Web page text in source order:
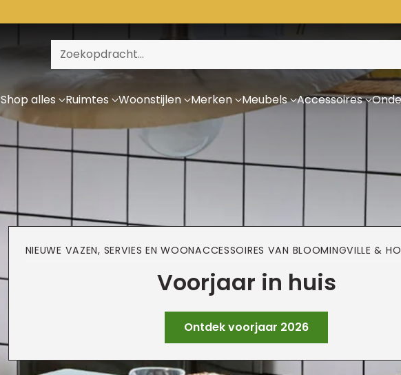
Zoekopdracht…
Shop alles Ruimtes Woonstijlen Merken Meubels Accessoires
NIEUWE VAZEN, SERVIES EN WOONACCESSOIRES VAN BLOOMINGVILLE &
Voorjaar in huis
Ontdek voorjaar 2026